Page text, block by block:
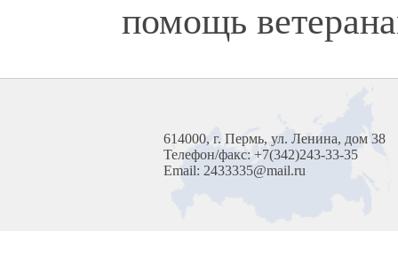
помощь
614000, г. Пермь, ул. Ленина, дом 38
Телефон/факс: +7(342)243-33-35
Email: 2433335@mail.ru